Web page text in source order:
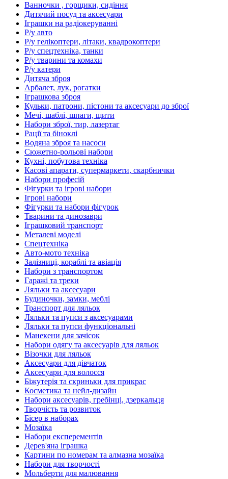
Ванночки , горщики, сидіння
Дитячий посуд та аксесуари
Іграшки на радіокеруванні
Р/у авто
Р/у гелікоптери, літаки, квадрокоптери
Р/у спецтехніка, танки
Р/у тварини та комахи
Р/у катери
Дитяча зброя
Арбалет, лук, рогатки
Іграшкова зброя
Кульки, патрони, пістони та аксесуари до зброї
Мечі, шаблі, шпаги, щити
Набори зброї, тир, лазертаг
Рації та біноклі
Водяна зброя та насоси
Сюжетно-рольові набори
Кухні, побутова техніка
Касові апарати, супермаркети, скарбнички
Набори професій
Фігурки та ігрові набори
Ігрові набори
Фігурки та набори фігурок
Тварини та динозаври
Іграшковий транспорт
Металеві моделі
Спецтехніка
Авто-мото техніка
Залізниці, кораблі та авіація
Набори з транспортом
Гаражі та треки
Ляльки та аксесуари
Будиночки, замки, меблі
Транспорт для ляльок
Ляльки та пупси з аксесуарами
Ляльки та пупси функціональні
Манекени для зачісок
Набори одягу та аксесуарів для ляльок
Візочки для ляльок
Аксесуари для дівчаток
Аксесуари для волосся
Біжутерія та скриньки для прикрас
Косметика та нейл-дизайн
Набори аксесуарів, гребінці, дзеркальця
Творчість та розвиток
Бісер в наборах
Мозаїка
Набори експерементів
Дерев'яна іграшка
Картини по номерам та алмазна мозаїка
Набори для творчості
Мольберти для малювання